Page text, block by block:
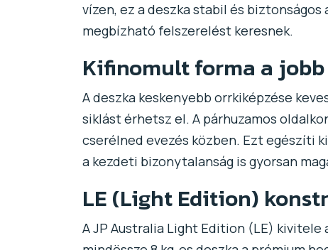
vízen, ez a deszka stabil és
megbízható felszerelést keresnek.
Kifinomult forma a
A deszka keskenyebb orrkiképzése
siklást érhetsz el. A párhuzamos
cserélned evezés közben. Ezt egészíti
a kezdeti bizonytalanság is gyorsan
LE (Light Edition)
A JP Australia Light Edition (LE)